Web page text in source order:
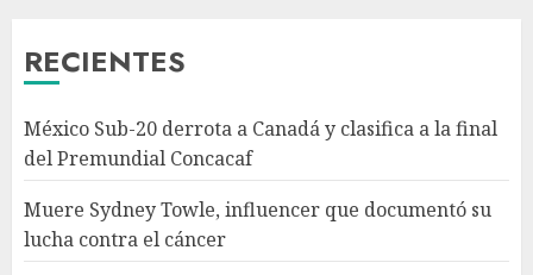
RECIENTES
México Sub-20 derrota a Canadá y clasifica a la final
del Premundial Concacaf
Muere Sydney Towle, influencer que documentó su
lucha contra el cáncer
3
4
Pronostican victoria 3-1 de
América Femenil sobre Cruz
Azul en Jornada 2
AGOSTO 8, 2026